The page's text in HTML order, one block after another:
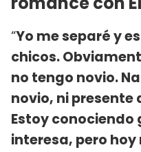
“Yo me separé y
chicos.
no tengo novio.
novio, ni presente
Estoy conociendo
interesa, pero